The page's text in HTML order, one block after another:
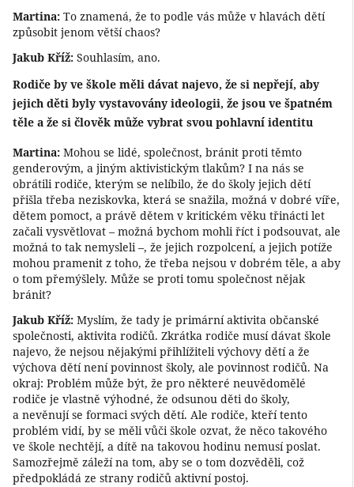
Martina: To znamená, že to podle vás může v hlavách dětí
způsobit jenom větší chaos?
Jakub Kříž: Souhlasím, ano.
Rodiče by ve škole měli dávat najevo, že si nepřejí, aby
jejich děti byly vystavovány ideologii, že jsou ve špatném
těle a že si člověk může vybrat svou pohlavní identitu
Martina: Mohou se lidé, společnost, bránit proti těmto
genderovým, a jiným aktivistickým tlakům? I na nás se
obrátili rodiče, kterým se nelíbilo, že do školy jejich dětí
přišla třeba neziskovka, která se snažila, možná v dobré víře,
dětem pomoct, a právě dětem v kritickém věku třinácti let
začali vysvětlovat – možná bychom mohli říct i podsouvat, ale
možná to tak nemysleli –, že jejich rozpolcení, a jejich potíže
mohou pramenit z toho, že třeba nejsou v dobrém těle, a aby
o tom přemýšlely. Může se proti tomu společnost nějak
bránit?
Jakub Kříž: Myslím, že tady je primární aktivita občanské
společnosti, aktivita rodičů. Zkrátka rodiče musí dávat škole
najevo, že nejsou nějakými přihlížiteli výchovy dětí a že
výchova dětí není povinnost školy, ale povinnost rodičů. Na
okraj: Problém může být, že pro některé neuvědomělé
rodiče je vlastně výhodné, že odsunou děti do školy,
a nevěnují se formaci svých dětí. Ale rodiče, kteří tento
problém vidí, by se měli vůči škole ozvat, že něco takového
ve škole nechtějí, a dítě na takovou hodinu nemusí poslat.
Samozřejmě záleží na tom, aby se o tom dozvěděli, což
předpokládá ze strany rodičů aktivní postoj.